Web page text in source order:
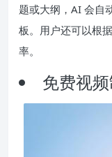
题或大纲，AI 会自
板。用户还可以根
率。
免费视